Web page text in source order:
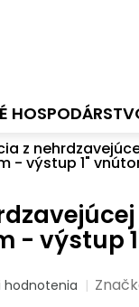
z
- výstup 1"
- výstup
hodnotenia